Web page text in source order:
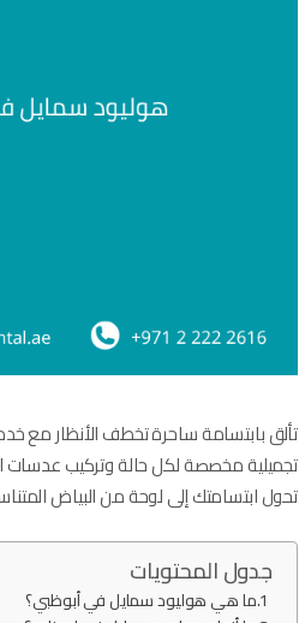
تألق بابتسامة ساحرة تخطف الأنظار مع
تجميلية مخصصة لكل حالة وتركيب عدسات
تحول ابتسامتك إلى لوحة من البياض
جدول المحتويات
ما هي هوليود سمايل في أبوظبي؟